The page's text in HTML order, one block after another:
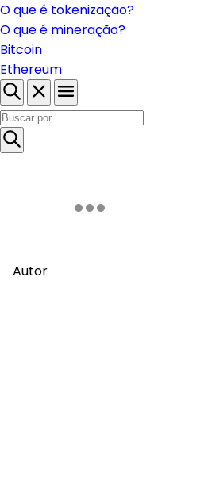
O que é tokenização?
O que é mineração?
Bitcoin
Ethereum
Autor